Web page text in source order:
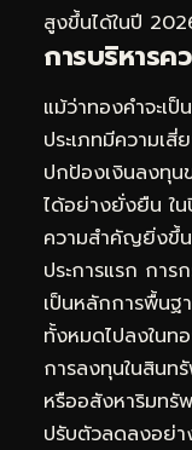
สูงขึ้นได้ในปี
การบริหารค
แม้ว่าทองคำจะเ
ประเภทมีความเ
ปกป้องเงินลงทุน
ได้อย่างยั่งยืน ใ
ความสำคัญยิ่งขึ้น
ประการแรก กา
เป็นหลักการพื้นฐ
ทั้งหมดไปลงในท
การลงทุนในสินท
หรืออสังหาริมทรั
ปรับตัวลดลงอย่า